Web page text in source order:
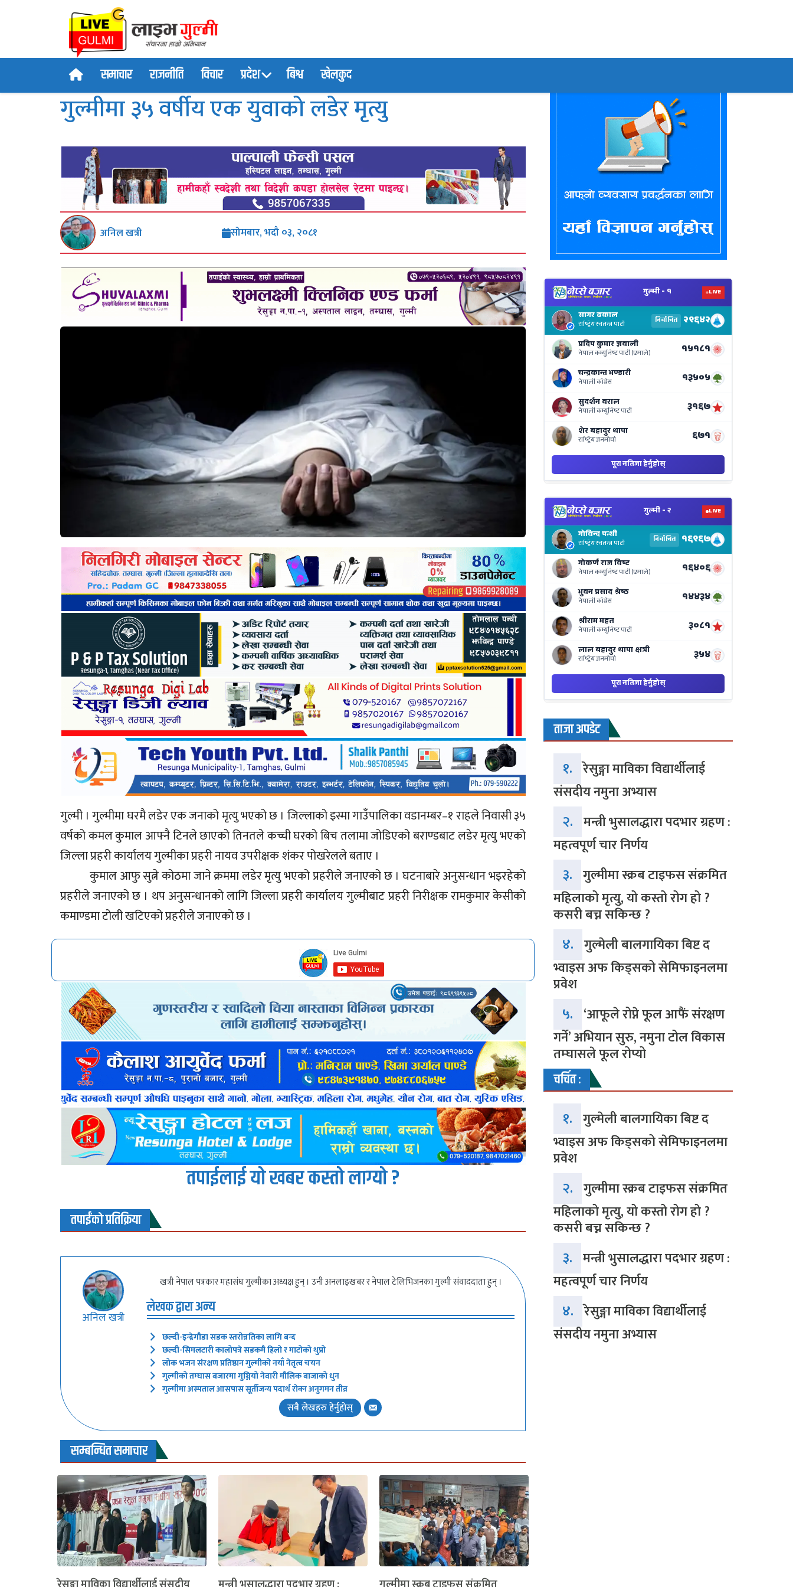
समाचार राजनीति विचार प्रदेश बिश्व खेलकुद
गुल्मीमा ३५ वर्षीय एक युवाको लडेर मृत्यु
अनिल खत्री सोमबार, भदौ ०३, २०८१
गुल्मी । गुल्मीमा घरमै लडेर एक जनाको मृत्यु भएको छ । जिल्लाको इस्मा गाउँपालिका वडानम्बर–१ राहले निवासी ३५
वर्षको कमल कुमाल आफ्नै टिनले छाएको तिनतले कच्ची घरको बिच तलामा जोडिएको बराण्डबाट लडेर मृत्यु भएको
जिल्ला प्रहरी कार्यालय गुल्मीका प्रहरी नायव उपरीक्षक शंकर पोखरेलले बताए ।
कुमाल आफु सुत्ने कोठमा जाने क्रममा लडेर मृत्यु भएको प्रहरीले जनाएको छ । घटनाबारे अनुसन्धान भइरहेको
प्रहरीले जनाएको छ । थप अनुसन्धानको लागि जिल्ला प्रहरी कार्यालय गुल्मीबाट प्रहरी निरीक्षक रामकुमार केसीको
कमाण्डमा टोली खटिएको प्रहरीले जनाएको छ ।
तपाईलाई यो खबर कस्तो लाग्यो ?
तपाईंको प्रतिक्रिया
अनिल खत्री
खत्री नेपाल पत्रकार महासंघ गुल्मीका अध्यक्ष हुन् । उनी अनलाइखबर र नेपाल टेलिभिजनका गुल्मी संवाददाता हुन् ।
लेखक द्वारा अन्य
छल्दी-इन्द्रेगौडा सडक स्तरोन्नतिका लागि बन्द
छल्दी-सिमलटारी कालोपत्रे सडकमै हिलो र माटोको थुप्रो
लोक भजन संरक्षण प्रतिष्ठान गुल्मीको नयाँ नेतृत्व चयन
गुल्मीको तम्घास बजारमा गुञ्जियो नेवारी मौलिक बाजाको धुन
गुल्मीमा अस्पताल आसपास सूर्तीजन्य पदार्थ रोक्न अनुगमन तीव्र
सबै लेखहरु हेर्नुहोस्
सम्बन्धित समाचार
ताजा अपडेट
१. रेसुङ्गा माविका विद्यार्थीलाई
संसदीय नमुना अभ्यास
२. मन्त्री भुसालद्धारा पदभार ग्रहण :
महत्वपूर्ण चार निर्णय
३. गुल्मीमा स्क्रब टाइफस संक्रमित
महिलाको मृत्यु, यो कस्तो रोग हो ?
कसरी बच्न सकिन्छ ?
४. गुल्मेली बालगायिका बिष्ट द
भ्वाइस अफ किड्सको सेमिफाइनलमा
प्रवेश
५. ‘आफूले रोप्ने फूल आफैं संरक्षण
गर्ने’ अभियान सुरु, नमुना टोल विकास
तम्घासले फूल रोप्यो
चर्चित :
१. गुल्मेली बालगायिका बिष्ट द
भ्वाइस अफ किड्सको सेमिफाइनलमा
प्रवेश
२. गुल्मीमा स्क्रब टाइफस संक्रमित
महिलाको मृत्यु, यो कस्तो रोग हो ?
कसरी बच्न सकिन्छ ?
३. मन्त्री भुसालद्धारा पदभार ग्रहण :
महत्वपूर्ण चार निर्णय
४. रेसुङ्गा माविका विद्यार्थीलाई
संसदीय नमुना अभ्यास